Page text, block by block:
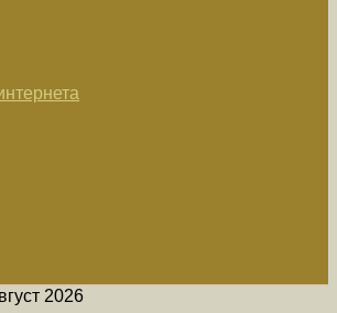
2026